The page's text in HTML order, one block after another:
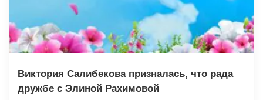
Виктория Салибекова призналась, что рада
дружбе с Элиной Рахимовой